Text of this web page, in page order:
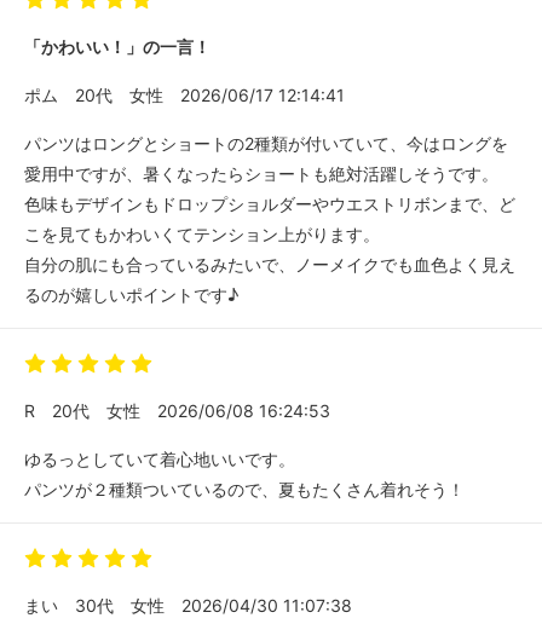
「かわいい！」の一言！
ポム 20代 女性 2026/06/17 12:14:41
パンツはロングとショートの2種類が付いていて、今はロングを
愛用中ですが、暑くなったらショートも絶対活躍しそうです。
色味もデザインもドロップショルダーやウエストリボンまで、ど
こを見てもかわいくてテンション上がります。
自分の肌にも合っているみたいで、ノーメイクでも血色よく見え
るのが嬉しいポイントです♪
R 20代 女性 2026/06/08 16:24:53
ゆるっとしていて着心地いいです。
パンツが２種類ついているので、夏もたくさん着れそう！
まい 30代 女性 2026/04/30 11:07:38